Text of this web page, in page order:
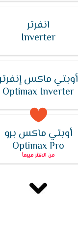
انفرتر
Inverter
أوبتي ماكس
Optimax Inverter
أوبتي ماكس برو
Optimax Pro